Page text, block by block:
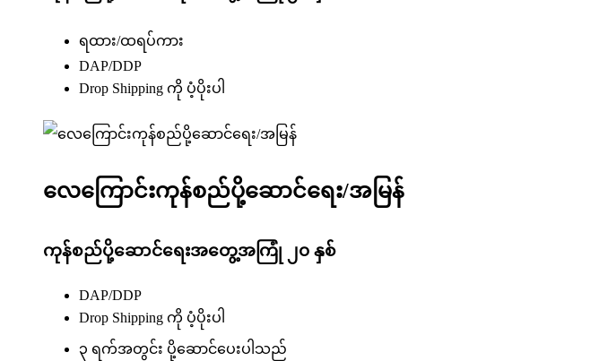
ရထား/ထရပ်ကား
DAP/DDP
Drop Shipping ကို ပံ့ပိုးပါ
လေကြောင်းကုန်စည်ပို့ဆောင်ရေး/အမြန်
ကုန်စည်ပို့ဆောင်ရေးအတွေ့အကြုံ ၂၀ နှစ်
DAP/DDP
Drop Shipping ကို ပံ့ပိုးပါ
၃ ရက်အတွင်း ပို့ဆောင်ပေးပါသည်